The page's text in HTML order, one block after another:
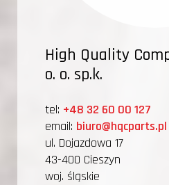
High Quality
o. o. sp.k.
tel: +48 32 60 00 127
email: biuro@hqcparts.pl
ul. Dojazdowa 17
43-400 Cieszyn
woj. śląskie